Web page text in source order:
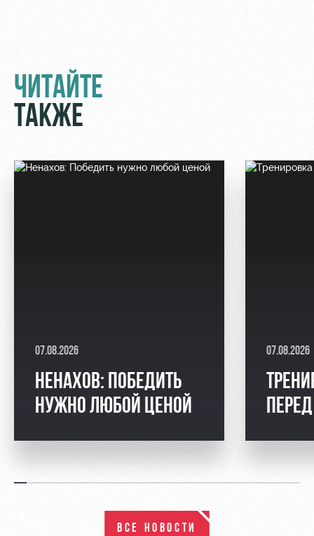
ЧИТАЙТЕ
ТАКЖЕ
07.08.2026
НЕНАХОВ: ПОБЕДИТЬ
НУЖНО ЛЮБОЙ ЦЕНОЙ
07.08.2026
ВСЕ НОВОСТИ